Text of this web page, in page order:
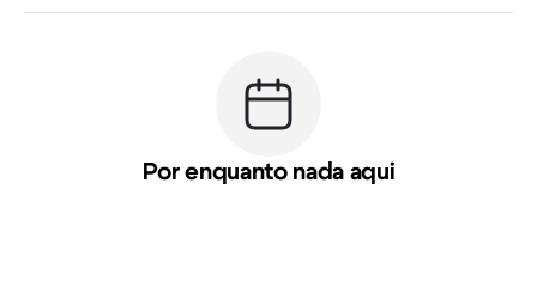
Por enquanto nada aqui